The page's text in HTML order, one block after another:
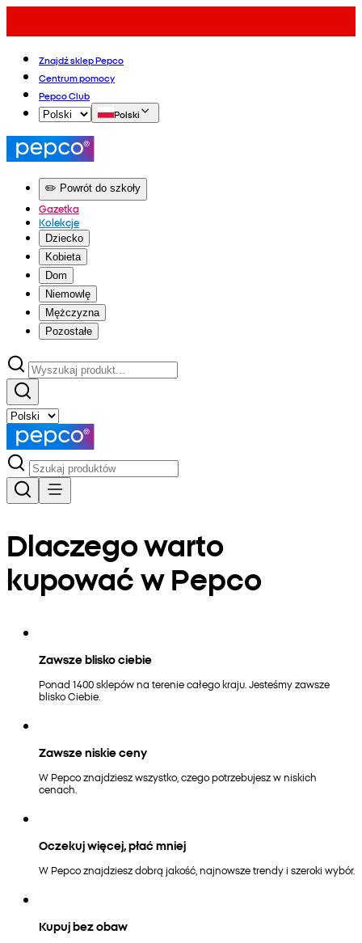
Znajdź sklep Pepco
Centrum pomocy
Pepco Club
Polski
✏️ Powrót do szkoły
Gazetka
Kolekcje
Dziecko
Kobieta
Dom
Niemowlę
Mężczyzna
Pozostałe
Dlaczego warto
kupować w Pepco
Zawsze blisko ciebie
Ponad 1400 sklepów na terenie całego kraju. Jesteśmy zawsze
blisko Ciebie.
Zawsze niskie ceny
W Pepco znajdziesz wszystko, czego potrzebujesz w niskich
cenach.
Oczekuj więcej, płać mniej
W Pepco znajdziesz dobrą jakość, najnowsze trendy i szeroki wybór.
Kupuj bez obaw